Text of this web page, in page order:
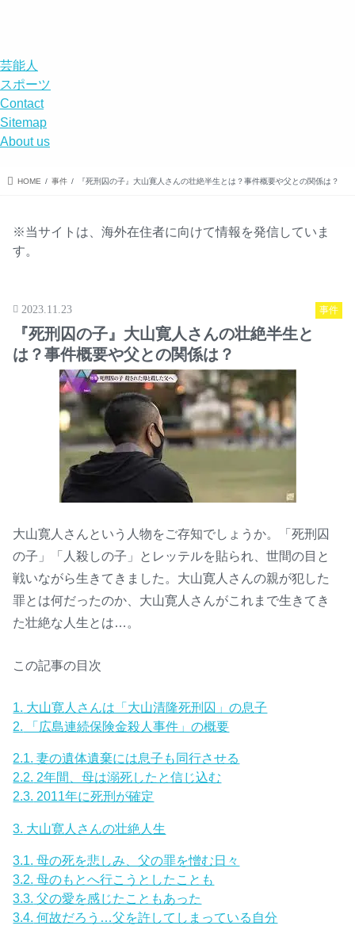
芸能人
スポーツ
Contact
Sitemap
About us
HOME 事件 『死刑囚の子』大山寛人さんの壮絶半生とは？事件概要や父との関係は？
※当サイトは、海外在住者に向けて情報を発信していま
す。
事件
2023.11.23
『死刑囚の子』大山寛人さんの壮絶半生と
は？事件概要や父との関係は？
大山寛人さんという人物をご存知でしょうか。「死刑囚
の子」「人殺しの子」とレッテルを貼られ、世間の目と
戦いながら生きてきました。大山寛人さんの親が犯した
罪とは何だったのか、大山寛人さんがこれまで生きてき
た壮絶な人生とは…。
この記事の目次
1. 大山寛人さんは「大山清隆死刑囚」の息子
2. 「広島連続保険金殺人事件」の概要
2.1. 妻の遺体遺棄には息子も同行させる
2.2. 2年間、母は溺死したと信じ込む
2.3. 2011年に死刑が確定
3. 大山寛人さんの壮絶人生
3.1. 母の死を悲しみ、父の罪を憎む日々
3.2. 母のもとへ行こうとしたことも
3.3. 父の愛を感じたこともあった
3.4. 何故だろう…父を許してしまっている自分